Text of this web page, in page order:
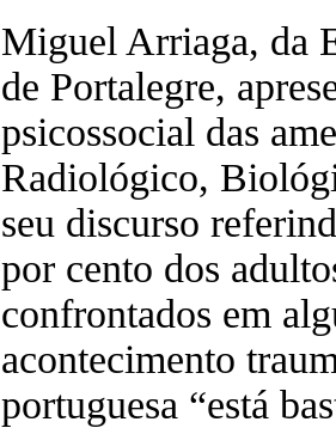
Miguel Arriaga, da
de Portalegre,
psicossocial das
Radiológico,
seu discurso
por cento dos
confrontados em
acontecimento
portuguesa “está